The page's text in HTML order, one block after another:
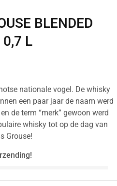
BLENDED
0,7 L
nationale vogel. De whisky
een paar jaar de naam werd
de term “merk” gewoon werd
whisky tot op de dag van
Grouse!